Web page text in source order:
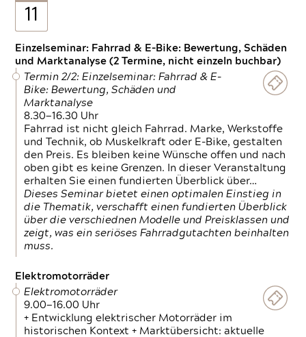
11
Einzelseminar: Fahrrad & E-Bike: Bewertung, Schäden
und Marktanalyse (2 Termine, nicht einzeln buchbar)
Termin 2/2: Einzelseminar: Fahrrad & E-
Bike: Bewertung, Schäden und
Marktanalyse
8.30—16.30 Uhr
Fahrrad ist nicht gleich Fahrrad. Marke, Werkstoffe
und Technik, ob Muskelkraft oder E-Bike, gestalten
den Preis. Es bleiben keine Wünsche offen und nach
oben gibt es keine Grenzen. In dieser Veranstaltung
erhalten Sie einen fundierten Überblick über…
Dieses Seminar bietet einen optimalen Einstieg in
die Thematik, verschafft einen fundierten Überblick
über die verschiednen Modelle und Preisklassen und
zeigt, was ein seriöses Fahrradgutachten beinhalten
muss.
Elektromotorräder
Elektromotorräder
9.00—16.00 Uhr
+ Entwicklung elektrischer Motorräder im
historischen Kontext + Marktübersicht: aktuelle